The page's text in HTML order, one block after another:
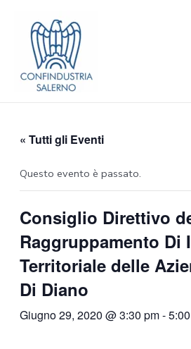
contenuto
« Tutti gli Eventi
Questo evento è passato.
Consiglio Direttivo
Raggruppamento Di
Territoriale delle
Di Diano
Giugno 29, 2020 @ 3:30 pm-